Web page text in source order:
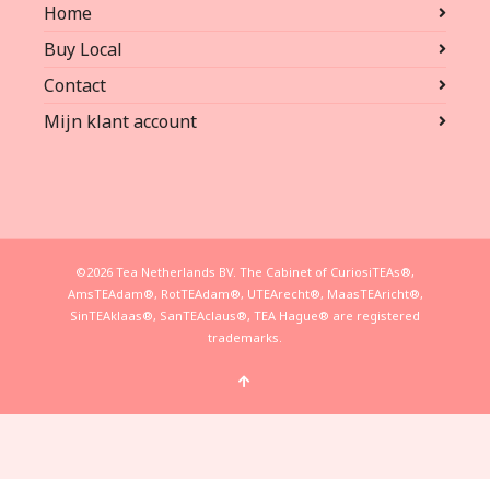
Home
Buy Local
Contact
Mijn klant account
©2026 Tea Netherlands BV. The Cabinet of CuriosiTEAs®,
AmsTEAdam®, RotTEAdam®, UTEArecht®, MaasTEAricht®,
SinTEAklaas®, SanTEAclaus®, TEA Hague® are registered
trademarks.